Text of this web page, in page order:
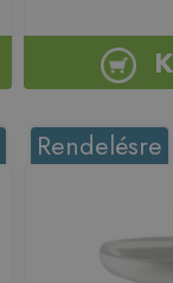
Rendelésre